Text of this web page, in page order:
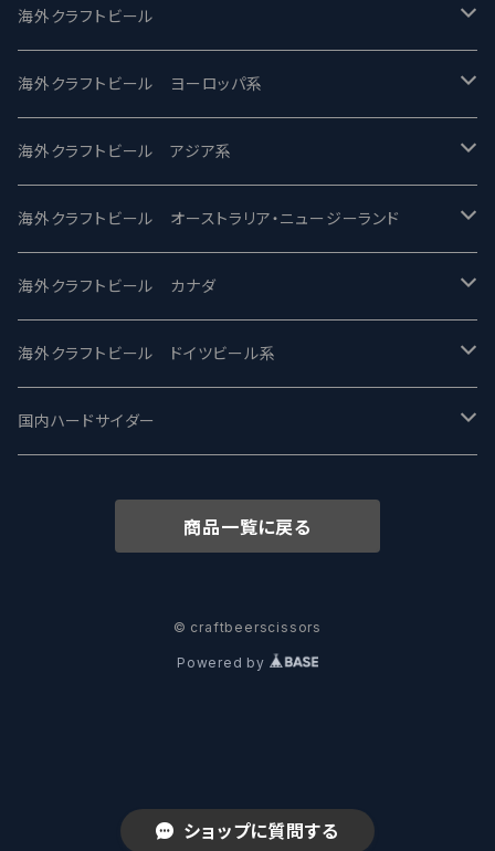
ショップに質問する
UCHU BREWING -うちゅうブルーイング
バテレ -VERTERE
2nd Story Ale Works -セカンドストーリー
ビアへるん - Beer Hearn
忽布古丹醸造 - HOP KOTAN
ワイマーケットブルーイング Y.Market Brewing
志賀高原ビール - SIGAKOGEN
箕面ビール - MINOH BEER
サンクトガーレン - Sankt Gallen
大山Gビール -Daisen G Beer
海外クラフトビール
Modern Times モダンタイムズ
Maui マウイ
Toppling Goliath トップリンゴライアス
Fair State フェアステイト
Lagunitas ラグニタス
FirestoneWalker ファイアストーン
Mikkeller ミッケラー
Hop Nation ホップネーション
Burley -バーリーオーク
海外クラフトビール ヨーロッパ系
UnBarred -アンバード
SAIREN /サイレン
ワイルドチャイルド - Wilde Child
BrewDog Brewery - ブリュードッグ
The Flying Inn / ザ フライイング イン
Lambiek Fabriek - ファブリーク
Sandford Orchards - オーチャード
海外クラフトビール アジア系
gweilo-鬼佬 グウァイロ
Heart Of Darkness - ハートオブダークネス
Carbon brews -カーボン
TAIHU - タイフー
Behemoth - ベヒーモス
海外クラフトビール オーストラリア・ニュージーランド
ROCKY RIDGE - ロッキーリッジ
BODRIGGY BREWING ボッドリッジー
CO-CONSPIRATORS コ・コンスピレーターズ
Deep Creek Brewing Co.
8 Wired エイトワイアード
Dainton デイントン
海外クラフトビール カナダ
Jackie O's ジャッキーオーズ
Westbrook ウェストブルック
Strathcona ストラスコナ
ODIN BREWING オディン
LTM レ トロワ ムスクテール
海外クラフトビール ドイツビール系
Karmeliten カーメリテン
Früh フリュー
国内ハードサイダー
商品一覧に戻る
© craftbeerscissors
Powered by